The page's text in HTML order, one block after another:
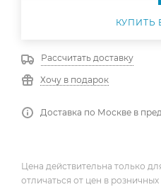
КУПИТЬ
Рассчитать доставку
Хочу в подарок
Доставка по Москве в
Цена действительна только
отличаться от цен в розничных